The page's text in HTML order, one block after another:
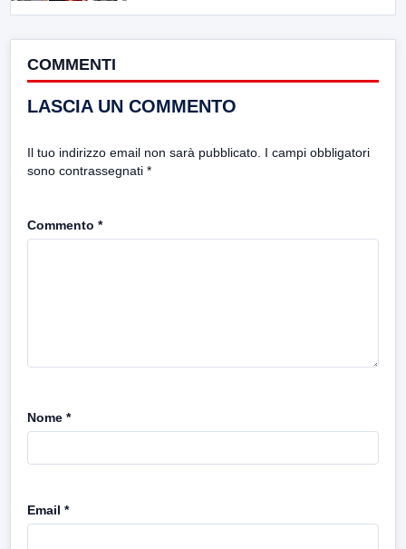
COMMENTI
LASCIA UN COMMENTO
Il tuo indirizzo email non sarà pubblicato. I campi obbligatori
sono contrassegnati *
Commento *
Nome *
Email *